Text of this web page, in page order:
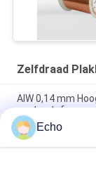
Zelfdraad
AIW 0,14 mm
vaste stof
AIW220 0,14 mm
elektrische
Gauge 35 AWG
Echo